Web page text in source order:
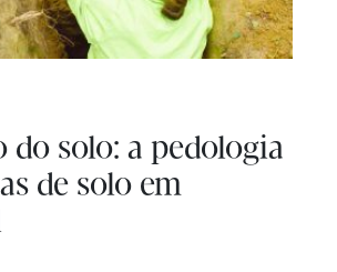
do solo: a pedologia
de solo em